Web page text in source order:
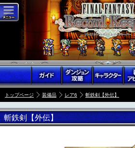
トップページ 装備品 レア6 斬鉄剣【外伝】
斬鉄剣【外伝】